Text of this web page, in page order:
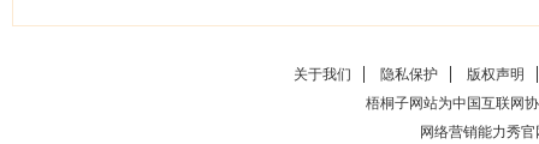
关于我们 隐私保护
版权声明
梧桐子网站为中国互联网
网络营销能力秀官